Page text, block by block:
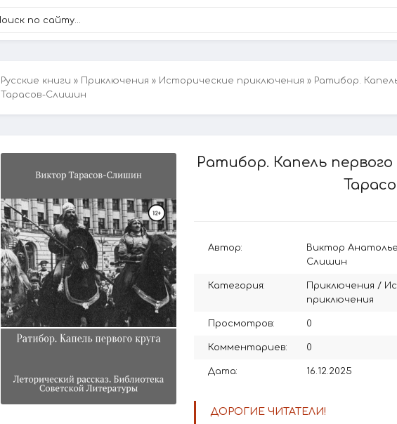
Русские книги » Приключения » Исторические приключения » Ратибор.
Тарасов-Слишин
Ратибор. Капель
Автор:
Виктор
Слишин
Категория: Приключения /
приключения
Просмотров: 0
Комментариев: 0
Дата: 16.12.2025
ДОРОГИЕ ЧИТАТЕЛИ!